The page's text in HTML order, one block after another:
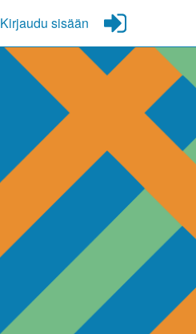
Kirjaudu sisään